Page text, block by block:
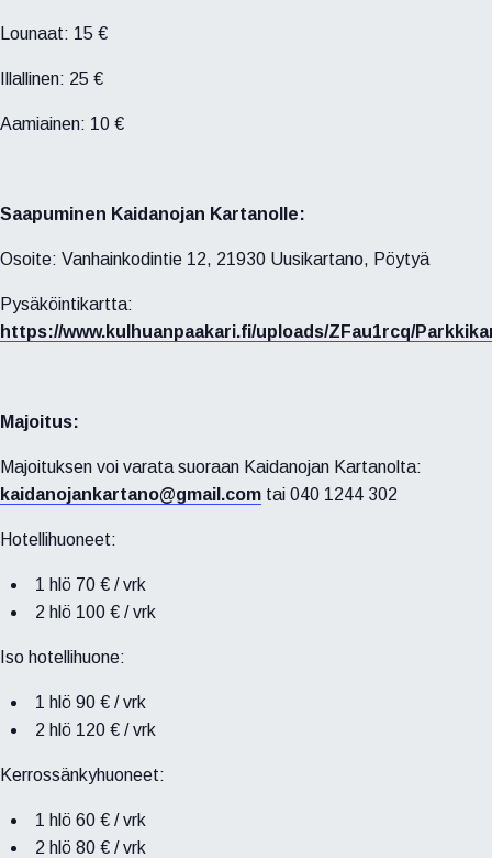
Lounaat: 15 €
Illallinen: 25 €
Aamiainen: 10 €
Saapuminen Kaidanojan Kartanolle:
Osoite: Vanhainkodintie 12, 21930 Uusikartano, Pöytyä
Pysäköintikartta:
https://www.kulhuanpaakari.fi/uploads/ZFau1rcq/
Majoitus:
Majoituksen voi varata suoraan Kaidanojan Kartanolta:
kaidanojankartano@gmail.com tai 040 1244 302
Hotellihuoneet:
1 hlö 70 € / vrk
2 hlö 100 € / vrk
Iso hotellihuone:
1 hlö 90 € / vrk
2 hlö 120 € / vrk
Kerrossänkyhuoneet:
1 hlö 60 € / vrk
2 hlö 80 € / vrk